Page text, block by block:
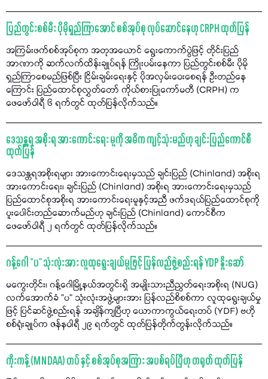
ပြည်တွင်းစစ်မီး ပိုမိုရှည်ကြာအောင် စစ်အုပ်စု လုပ်ဆောင်နေဟု CRPH ထုတ်ပြန်
အကြမ်းဖက်စစ်အုပ်စုက အတုအယောင် ရွေးကောက်ပွဲဖြင့် တိုင်းပြည်
အာဏာကို ဆက်လက်ထိန်းချုပ်ရန် ကြိုးပမ်းနေကာ ပြည်တွင်းစစ်မီး ပိုမို
ရှည်ကြာစေမည်ဖြစ်ပြီး ငြိမ်းချမ်းရေးနှင့် ပိုအလှမ်းဝေးစေရန် ဦးတည်နေ
ကြောင်း ပြည်ထောင်စုလွှတ်တော် ကိုယ်စားပြုကော်မတီ (CRPH) က
ဖေဖော်ဝါရီ ၆ ရက်တွင် ထုတ်ပြန်လိုက်သည်။
ဒေသန္တရ အစိုးရ အားကောင်းရေး မူကို အဓိက ကျင့်သုံးမည်ဟု ချင်းပြည်ကောင်စီ
ထုတ်ပြန်
ဒေသန္တရအစိုးရများ အားကောင်းရေးမှသည် ချင်းပြည် (Chinland) အစိုးရ
အားကောင်းရေး၊ ချင်းပြည် (Chinland) အစိုးရ အားကောင်းရေးမှသည်
ပြည်ထောင်စုအစိုးရ အားကောင်းရေးမူနှင့်အညီ ဖက်ဒရယ်ပြည်ထောင်စုကို
ပူးပေါင်းတည်ဆောက်မည်ဟု ချင်းပြည် (Chinland) ကောင်စီက
ဖေဖော်ဝါရီ ၂ ရက်တွင် ထုတ်ပြန်လိုက်သည်။
ဂန့်ဂေါ “ပ" သုံးလုံးအား လူထုရွေးချယ်မှုဖြင့် ပြန်လည်ဖွဲ့စည်းရန် YDP နှိုးဆော်
မကွေးတိုင်း၊ ဂန့်ဂေါမြို့နယ်အတွင်းရှိ အမျိုးသားညီညွတ်ရေးအစိုးရ (NUG)
လက်အောက်ခံ "ပ" သုံးလုံးအဖွဲ့များအား ပြန်လည်စိစစ်ကာ လူထုရွေးချယ်မှု
ဖြင့် ပြင်ဆင်ဖွဲ့စည်းရန် အချိန်ကျပြီဟု ယောကာကွယ်ရေးတပ် (YDF) ဗဟို
စစ်ရုံးချုပ်က ဇန်နဝါရီ ၂၉ ရက်တွင် ထုတ်ပြန်တိုက်တွန်းလိုက်သည်။
ကိုးကန့် (MNDAA) တပ် နှင့် စစ်အုပ်စုအကြား အပစ်ရပ်ပြီဟု တရုတ် ထုတ်ပြန်